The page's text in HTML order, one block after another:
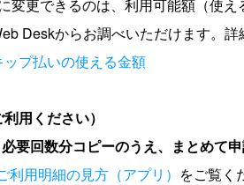
変更できるのは、利用可能額（使
Deskからお調べいただけます。詳
プ払いの使える金額
用ください）
要回数分コピーのうえ、まとめて申
利用明細の見方（アプリ） をご覧く